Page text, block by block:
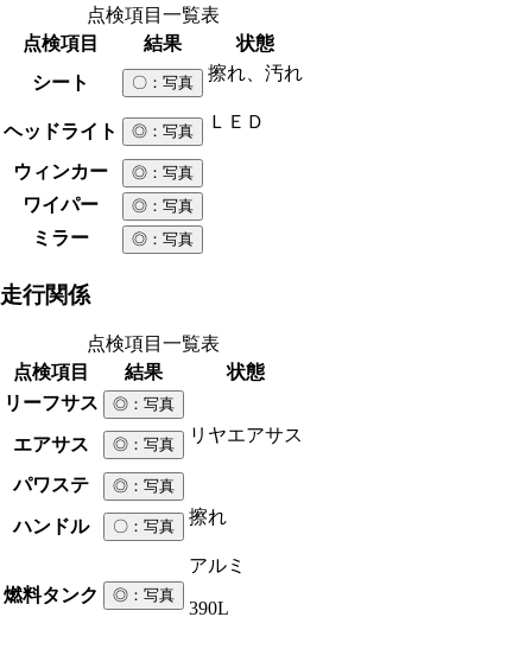
点検項目一覧表
点検項目
結果
状態
シート
〇 ：写真 擦れ、汚れ
ヘッドライト ◎ ：写真 ＬＥＤ
ウィンカー ◎ ：写真
ワイパー ◎ ：写真
ミラー ◎ ：写真
走行関係
点検項目一覧表
点検項目
結果
状態
リーフサス
◎ ：写真
エアサス ◎ ：写真 リヤエアサス
パワステ ◎ ：写真
ハンドル 〇 ：写真 擦れ
燃料タンク ◎ ：写真
アルミ
390L